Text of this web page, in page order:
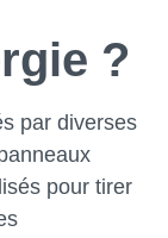
?
par diverses
pour tirer